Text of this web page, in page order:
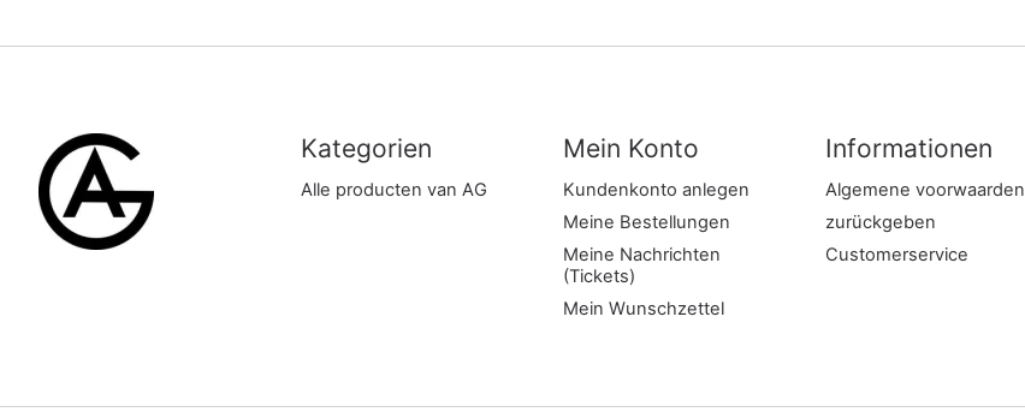
Kategorien
Alle producten van AG
Mein Konto
Kundenkonto anlegen
Meine Bestellungen
Meine Nachrichten
(Tickets)
Mein Wunschzettel
Informationen
Algemene voorwaarden
zurückgeben
Customerservice